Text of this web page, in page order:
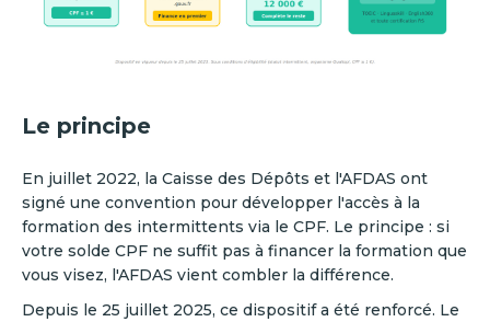
Le principe
En juillet 2022, la Caisse des Dépôts et l'AFDAS ont
signé une convention pour développer l'accès à la
formation des intermittents via le CPF. Le principe : si
votre solde CPF ne suffit pas à financer la formation que
vous visez, l'AFDAS vient combler la différence.
Depuis le 25 juillet 2025, ce dispositif a été renforcé. Le